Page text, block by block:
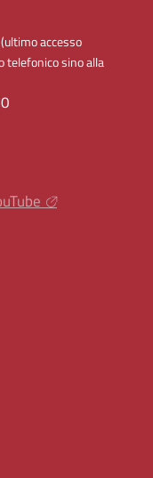
(ultimo accesso
telefonico sino alla